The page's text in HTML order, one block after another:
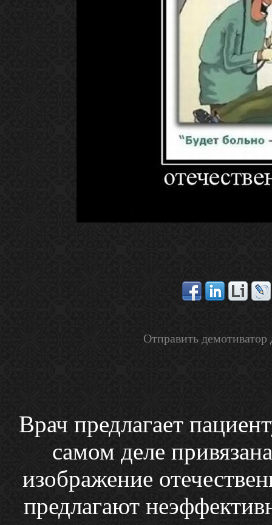
Отправить
Врач предлагает
самом деле
изображение
предлагают